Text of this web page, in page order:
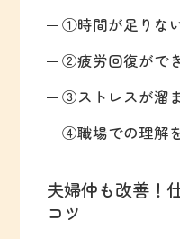
①時間が足りな
②疲労回復がで
③ストレスが溜
④職場での理解
夫婦仲も改善！
コツ